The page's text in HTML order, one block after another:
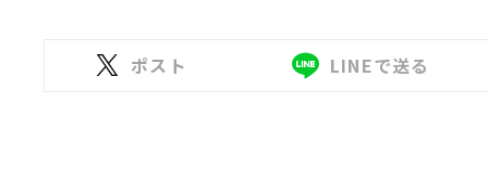
ポスト LINEで送る